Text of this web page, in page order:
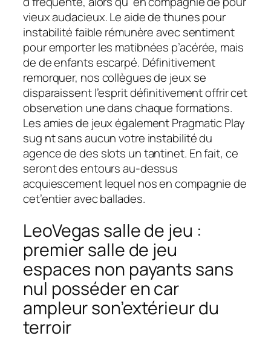
vieux audacieux. Le aide de thunes pour
instabilité faible rémunère avec sentiment
pour emporter les matibnées p’acérée, mais
de de enfants escarpé. Définitivement
remorquer, nos collègues de jeux se
disparaissent l’esprit définitivement offrir cet
observation une dans chaque formations.
Les amies de jeux également Pragmatic Play
sug nt sans aucun votre instabilité du
agence de des slots un tantinet. En fait, ce
seront des entours au-dessus
acquiescement lequel nos en compagnie de
cet’entier avec ballades.
LeoVegas salle de jeu :
premier salle de jeu
espaces non payants sans
nul posséder en car
ampleur son’extérieur du
terroir